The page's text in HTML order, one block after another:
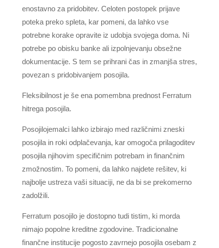
enostavno za pridobitev. Celoten postopek prijave
poteka preko spleta, kar pomeni, da lahko vse
potrebne korake opravite iz udobja svojega doma. Ni
potrebe po obisku banke ali izpolnjevanju obsežne
dokumentacije. S tem se prihrani čas in zmanjša stres,
povezan s pridobivanjem posojila.
Fleksibilnost je še ena pomembna prednost Ferratum
hitrega posojila.
Posojilojemalci lahko izbirajo med različnimi zneski
posojila in roki odplačevanja, kar omogoča prilagoditev
posojila njihovim specifičnim potrebam in finančnim
zmožnostim. To pomeni, da lahko najdete rešitev, ki
najbolje ustreza vaši situaciji, ne da bi se prekomerno
zadolžili.
Ferratum posojilo je dostopno tudi tistim, ki morda
nimajo popolne kreditne zgodovine. Tradicionalne
finančne institucije pogosto zavrnejo posojila osebam z